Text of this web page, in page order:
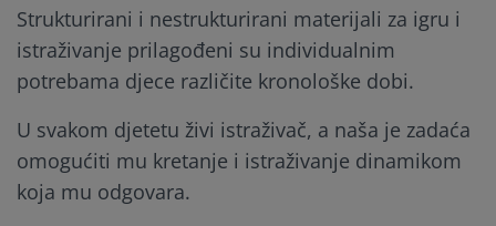
Strukturirani i nestrukturirani materijali za igru i
istraživanje prilagođeni su individualnim
potrebama djece različite kronološke dobi.
U svakom djetetu živi istraživač, a naša je zadaća
omogućiti mu kretanje i istraživanje dinamikom
koja mu odgovara.